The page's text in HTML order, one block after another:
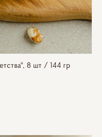
8 шт / 144 гр